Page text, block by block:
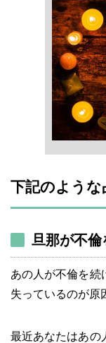
下記のような
旦那が不倫
あの人が不倫を続
失っているのが原
最近あなたはあの